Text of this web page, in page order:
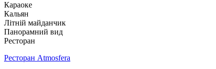
Караоке
Кальян
Літній майданчик
Панорамний вид
Ресторан
Ресторан Atmosfera